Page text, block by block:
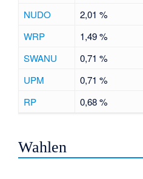
NUDO
2,01 %
WRP
1,49 %
SWANU
0,71 %
UPM
0,71 %
RP
0,68 %
Wahlen